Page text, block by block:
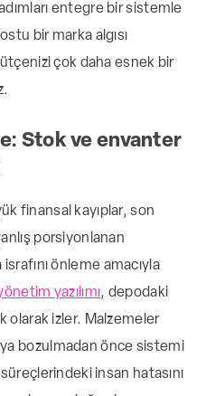
entegre bir sistemle
bir marka algısı
çok daha esnek bir
Stok ve envanter
finansal kayıplar, son
porsiyonlanan
önleme amacıyla
yazılımı, depodaki
olarak izler. Malzemeler
bozulmadan önce sistemi
insan hatasını